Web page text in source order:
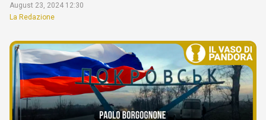
August 23, 2024 12:30
La Redazione